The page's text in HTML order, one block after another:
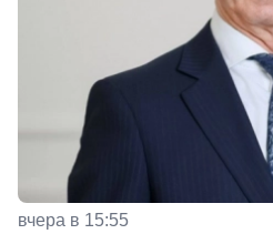
вчера в 15:55